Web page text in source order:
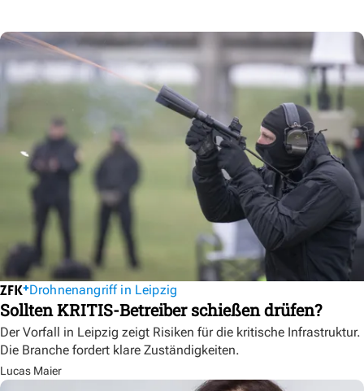
Drohnenangriff in Leipzig
Sollten KRITIS-Betreiber schießen drüfen?
Der Vorfall in Leipzig zeigt Risiken für die kritische Infrastruktur.
Die Branche fordert klare Zuständigkeiten.
Lucas Maier